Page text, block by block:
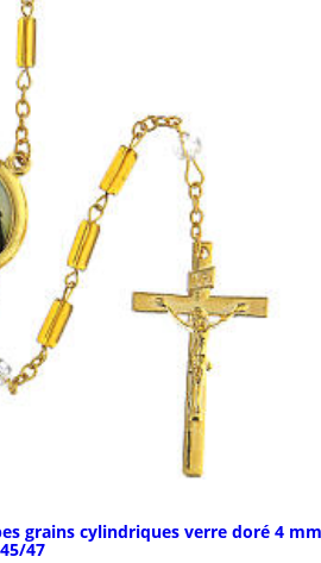
grains cylindriques verre doré 4
47